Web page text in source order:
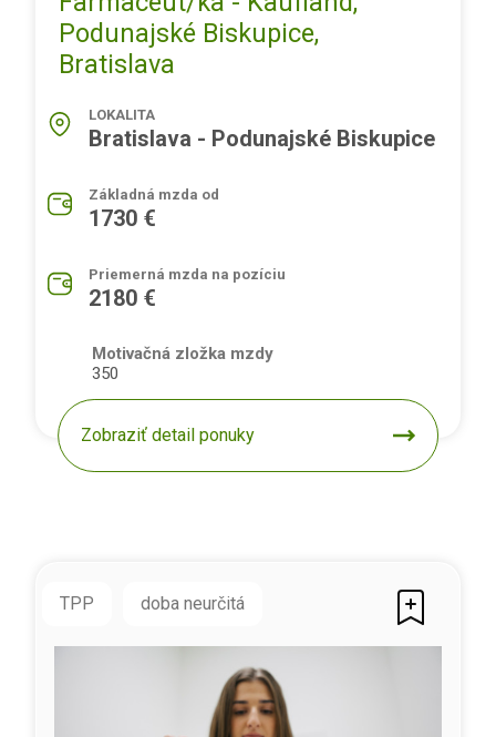
Podunajské Biskupice,
Bratislava
LOKALITA
Bratislava - Podunajské Biskupice
Základná mzda od
1730 €
Priemerná mzda na pozíciu
2180 €
Motivačná zložka mzdy
350
Zobraziť detail ponuky
TPP doba neurčitá